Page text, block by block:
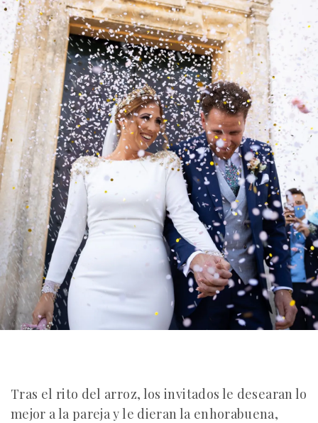
Tras el rito del arroz, los invitados le desearan lo
mejor a la pareja y le dieran la enhorabuena,